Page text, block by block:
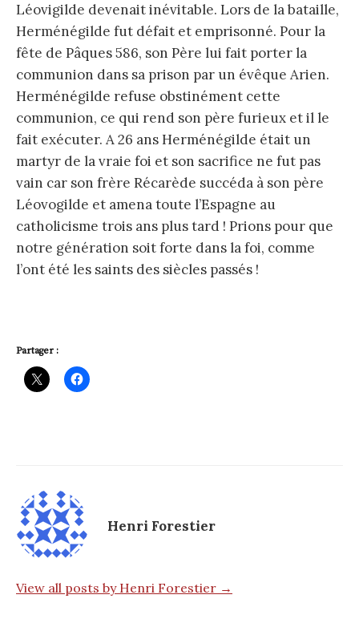
Léovigilde devenait inévitable. Lors de la bataille,
Herménégilde fut défait et emprisonné. Pour la
fête de Pâques 586, son Père lui fait porter la
communion dans sa prison par un évêque Arien.
Herménégilde refuse obstinément cette
communion, ce qui rend son père furieux et il le
fait exécuter. A 26 ans Herménégilde était un
martyr de la vraie foi et son sacrifice ne fut pas
vain car son frère Récarède succéda à son père
Léovogilde et amena toute l’Espagne au
catholicisme trois ans plus tard ! Prions pour que
notre génération soit forte dans la foi, comme
l’ont été les saints des siècles passés !
Partager :
Henri Forestier
View all posts by Henri Forestier →